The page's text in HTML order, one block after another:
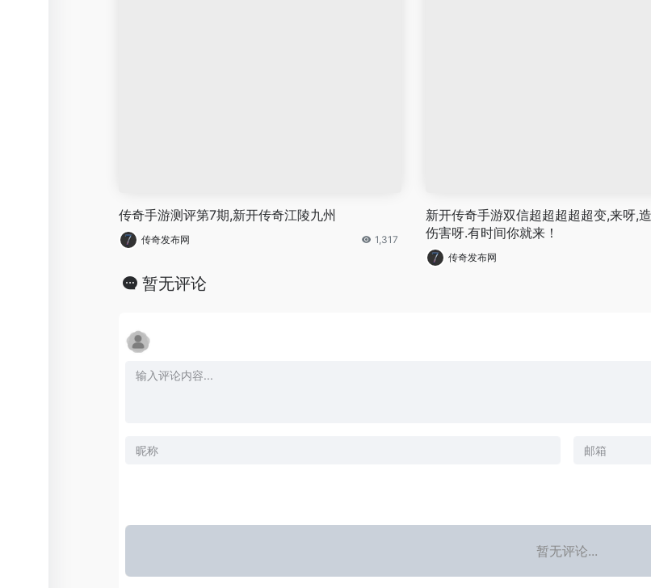
传奇手游测评第7期,新开传奇江陵九州
传奇发布网 1,317
新开传奇手游双信超超超超超变,来呀,
伤害呀.有时间你就来！
传奇发布网
暂无评论
暂无评论...